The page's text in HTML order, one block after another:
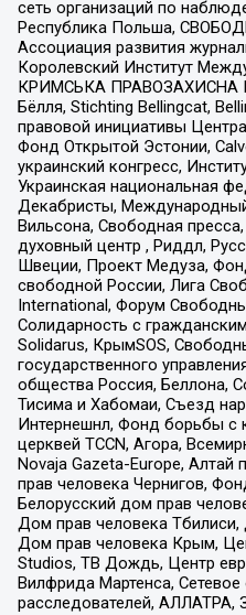
сеть организаций по
Республика Польша,
Ассоциация развития
Королевский Институт
КРИМСЬКА ПРАВОЗАХИСНА
Бёлля, Stichting Bellingcat,
правовой инициативы
Фонд Открытой Эстонии,
украинский конгресс,
Украинская национальная
Декабристы,
Вильсона, Свободная
духовный центр , Риддл,
Швеции, Проект Медуза,
свободной России, Лига
International, Форум
Солидарность с
Solidarus, КрымSOS,
государственного
общества Россия, Беллона,
Тисима и Хабомаи, Съезд
Интернешнл, Фонд борьбы с
церквей TCCN, Агора,
Novaja Gazeta-Europe, Алтай
прав человека Чернигов,
Белорусский дом прав
Дом прав человека
Дом прав человека Крым,
Studios, ТВ Дождь, Центр
Вилфрида Мартенса,
расследователей, АЛЛАТРА,